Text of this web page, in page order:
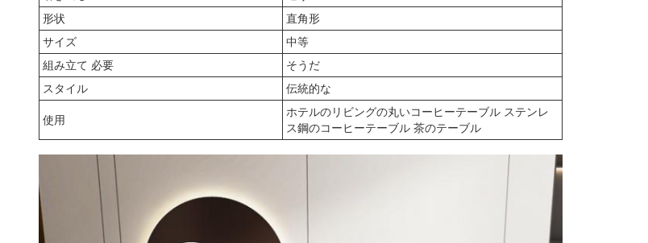
形状
直角形
サイズ
中等
組み立て 必要
そうだ
スタイル
伝統的な
使用
ホテルのリビングの丸いコーヒーテーブル ステンレ
ス鋼のコーヒーテーブル 茶のテーブル